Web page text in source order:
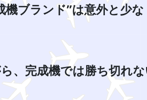
機ブランド”は意外と少な
、完成機では勝ち切れ